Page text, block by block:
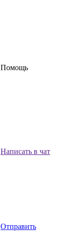
Помощь
Написать в чат
Отправить